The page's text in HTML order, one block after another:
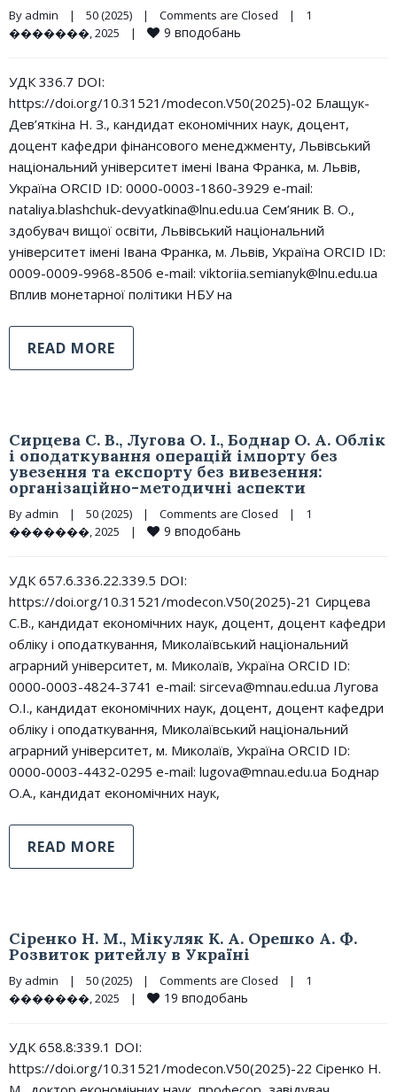
By admin | 50 (2025) | Comments are Closed |
1
�������, 2025
| 9 вподобань
УДК 336.7 DOI:
https://doi.org/10.31521/modecon.V50(2025)-02 Блащук-
Дев’яткіна Н. З., кандидат економічних наук, доцент,
доцент кафедри фінансового менеджменту, Львівський
національний університет імені Івана Франка, м. Львів,
Україна ORCID ID: 0000-0003-1860-3929 e-mail:
nataliya.blashchuk-devyatkina@lnu.edu.ua Сем’яник В. О.,
здобувач вищої освіти, Львівський національний
університет імені Івана Франка, м. Львів, Україна ORCID ID:
0009-0009-9968-8506 e-mail: viktoriia.semianyk@lnu.edu.ua
Вплив монетарної політики НБУ на
READ MORE
Сирцева С. В., Лугова О. І., Боднар О. А. Облік
і оподаткування операцій імпорту без
увезення та експорту без вивезення:
організаційно-методичні аспекти
By admin | 50 (2025) | Comments are Closed |
1
�������, 2025
| 9 вподобань
УДК 657.6.336.22.339.5 DOI:
https://doi.org/10.31521/modecon.V50(2025)-21 Сирцева
С.В., кандидат економічних наук, доцент, доцент кафедри
обліку і оподаткування, Миколаївський національний
аграрний університет, м. Миколаїв, Україна ORCID ID:
0000-0003-4824-3741 e-mail: sirceva@mnau.edu.ua Лугова
О.І., кандидат економічних наук, доцент, доцент кафедри
обліку і оподаткування, Миколаївський національний
аграрний університет, м. Миколаїв, Україна ORCID ID:
0000-0003-4432-0295 e-mail: lugova@mnau.edu.ua Боднар
О.А., кандидат економічних наук,
READ MORE
Сіренко Н. М., Мікуляк К. А. Орешко А. Ф.
Розвиток ритейлу в Україні
By admin | 50 (2025) | Comments are Closed |
1
�������, 2025
| 19 вподобань
УДК 658.8:339.1 DOI:
https://doi.org/10.31521/modecon.V50(2025)-22 Сіренко Н.